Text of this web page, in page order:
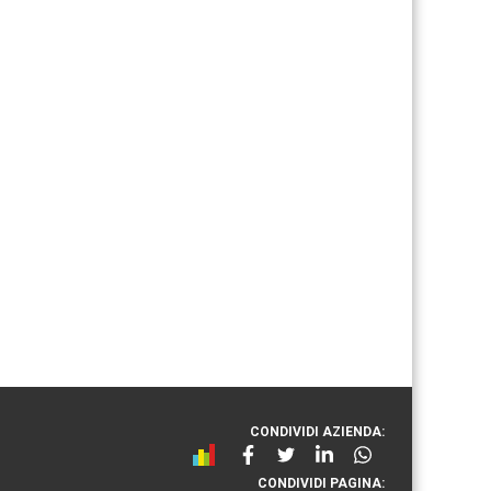
CONDIVIDI AZIENDA:
CONDIVIDI PAGINA: